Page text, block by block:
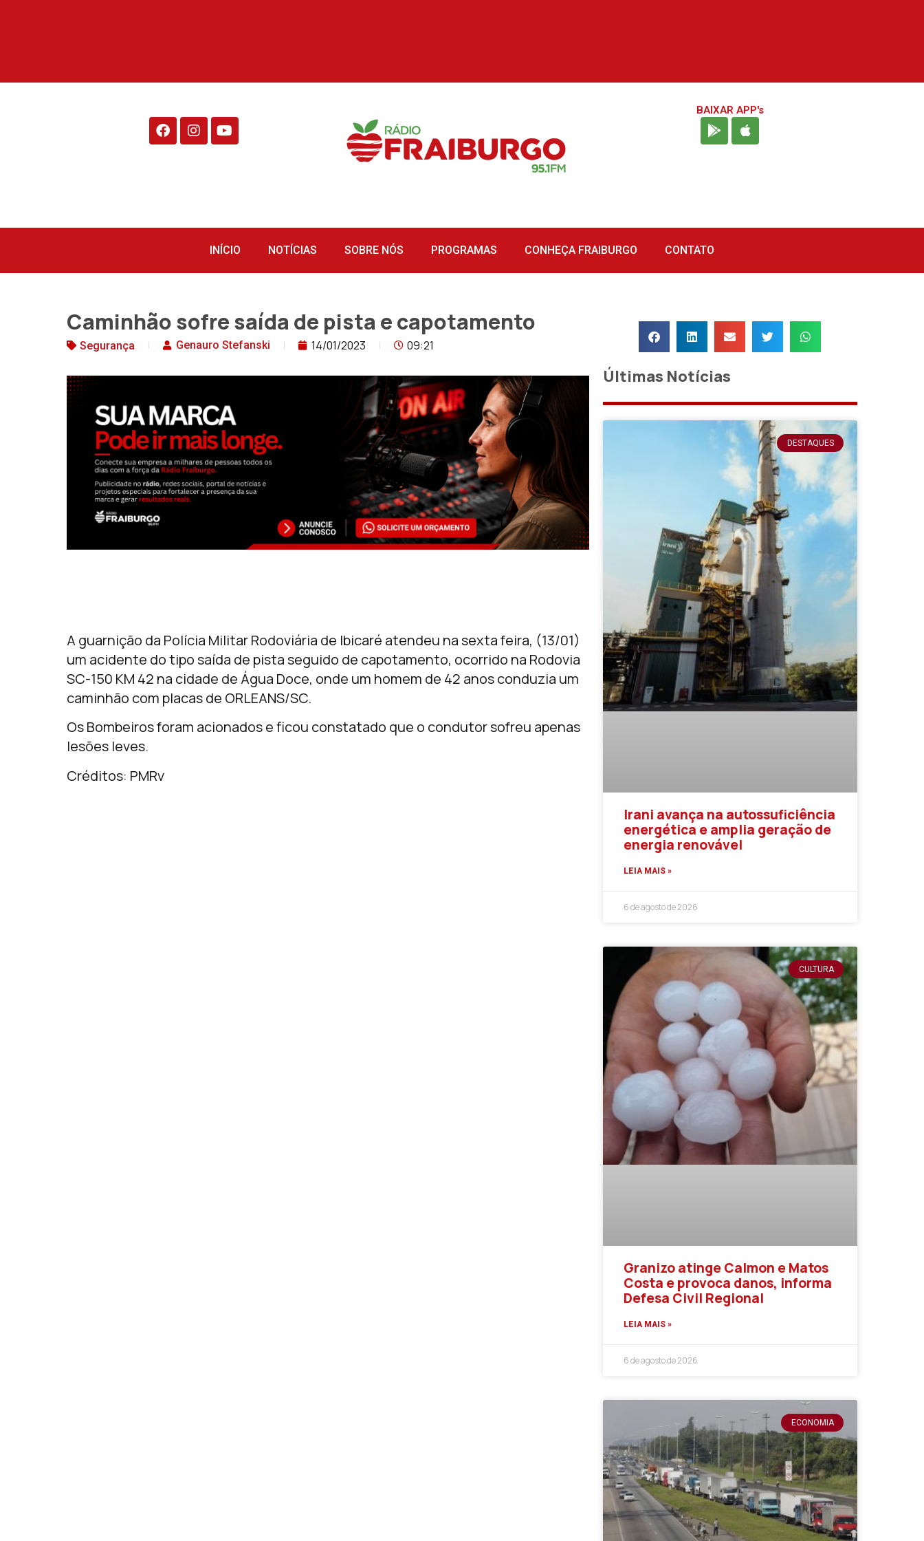
BAIXAR APP's
INÍCIO NOTÍCIAS SOBRE NÓS PROGRAMAS CONHEÇA FRAIBURGO CONTATO
Caminhão sofre saída de pista e capotamento
Segurança Genauro Stefanski 14/01/2023 09:21
A guarnição da Polícia Militar Rodoviária de Ibicaré atendeu na sexta feira, (13/01)
um acidente do tipo saída de pista seguido de capotamento, ocorrido na Rodovia
SC-150 KM 42 na cidade de Água Doce, onde um homem de 42 anos conduzia um
caminhão com placas de ORLEANS/SC.
Os Bombeiros foram acionados e ficou constatado que o condutor sofreu apenas
lesões leves.
Créditos: PMRv
Últimas Notícias
DESTAQUES
Irani avança na autossuficiência
energética e amplia geração de
energia renovável
LEIA MAIS »
6 de agosto de 2026
CULTURA
Granizo atinge Calmon e Matos
Costa e provoca danos, informa
Defesa Civil Regional
LEIA MAIS »
6 de agosto de 2026
ECONOMIA